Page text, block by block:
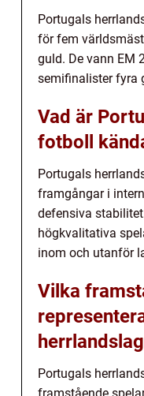
Portugals
för fem
guld. De vann EM
semifinalister fyra
Vad är
fotboll
Portugals
framgångar i
defensiva
högkvalitativa
inom och utanför
Vilka
Portugals